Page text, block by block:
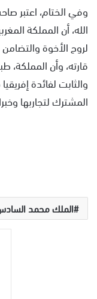
وفي الختام، اعتبر
الله، أن المملكة
لروح الأخوة
قارته، وأن المملكة،
والثابت لفائدة
المشترك لتجاربها
الملك محمد